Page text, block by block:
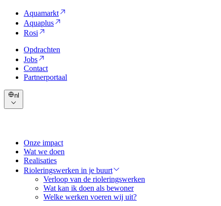
Aquamarkt
Aquaplus
Rosi
Opdrachten
Jobs
Contact
Partnerportaal
nl
Onze impact
Wat we doen
Realisaties
Rioleringswerken in je buurt
Verloop van de rioleringswerken
Wat kan ik doen als bewoner
Welke werken voeren wij uit?